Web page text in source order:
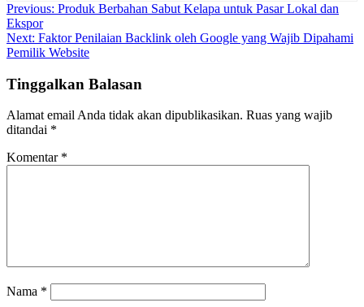
Navigasi
pos
Previous: Produk Berbahan Sabut Kelapa untuk Pasar Lokal dan
Ekspor
Next: Faktor Penilaian Backlink oleh Google yang Wajib Dipahami
Pemilik Website
Tinggalkan Balasan
Alamat email Anda tidak akan dipublikasikan. Ruas yang wajib
ditandai *
Komentar *
Nama *